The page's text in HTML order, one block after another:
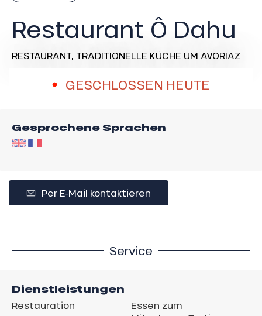
Restaurant Ô Dahu
RESTAURANT, TRADITIONELLE KÜCHE UM AVORIAZ
GESCHLOSSEN HEUTE
Gesprochene Sprachen
Per E-Mail kontaktieren
Service
Dienstleistungen
Restauration
Essen zum